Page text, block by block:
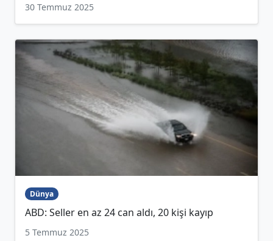
30 Temmuz 2025
Dünya
ABD: Seller en az 24 can aldı, 20 kişi kayıp
5 Temmuz 2025